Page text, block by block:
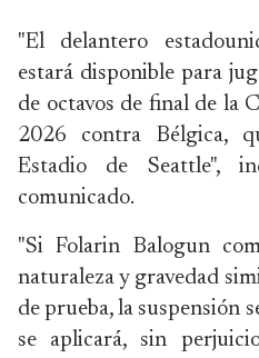
"El delantero
estará disponible para
de octavos de final de la
2026 contra Bélgica,
Estadio de Seattle",
comunicado.
"Si Folarin Balogun
naturaleza y gravedad
de prueba, la suspensión
se aplicará, sin